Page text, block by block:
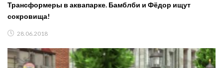
Трансформеры в аквапарке. Бамблби и Фёдор ищут
сокровища!
28.06.2018